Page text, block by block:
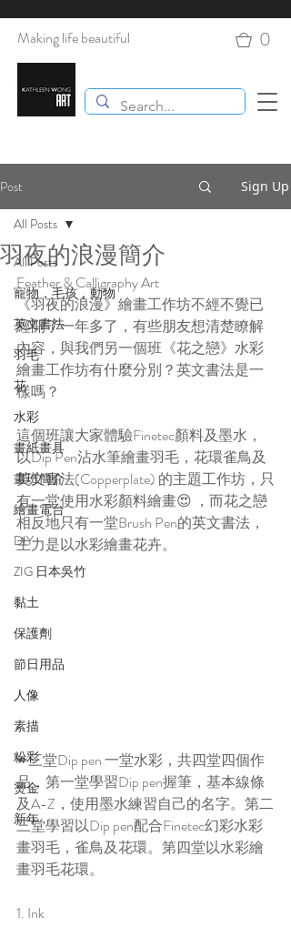
Making life beautiful 0
Post Sign Up
All Posts
寵物，毛孩，動物
英文書法
羽毛
花
水彩
畫紙畫具
畫班簡介
繪畫電台
DIY
ZIG 日本吳竹
黏土
保護劑
節日用品
人像
素描
粉彩
燙金
新年
All Posts
羽夜的浪漫簡介
Feather & Calligraphy Art
《羽夜的浪漫》繪畫工作坊不經不覺已
經開了一年多了，有些朋友想清楚瞭解
內容，與我們另一個班《花之戀》水彩
繪畫工作坊有什麼分別？英文書法是一
樣嗎？
這個班讓大家體驗Finetec顏料及墨水，
以Dip Pen沾水筆繪畫羽毛，花環雀鳥及
英文書法(Copperplate) 的主題工作坊，只
有一堂使用水彩顏料繪畫😍 ，而花之戀
相反地只有一堂Brush Pen的英文書法，
主力是以水彩繪畫花卉。
✒三堂Dip pen 一堂水彩，共四堂四個作
品，第一堂學習Dip pen握筆，基本線條
及A-Z，使用墨水練習自己的名字。第二
三堂學習以Dip pen配合Finetec幻彩水彩
畫羽毛，雀鳥及花環。第四堂以水彩繪
畫羽毛花環。
1. Ink